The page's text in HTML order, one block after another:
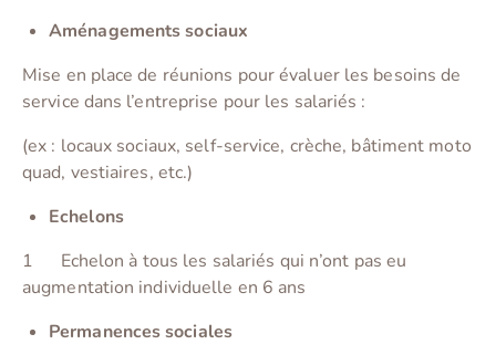
Aménagements sociaux
Mise en place de réunions pour évaluer les besoins de
service dans l’entreprise pour les salariés :
(ex : locaux sociaux, self-service, crèche, bâtiment moto
quad, vestiaires, etc.)
Echelons
1 Echelon à tous les salariés qui n’ont pas eu
augmentation individuelle en 6 ans
Permanences sociales